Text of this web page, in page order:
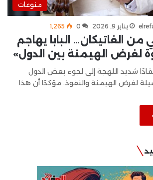
منوعات
يناير 9, 2026 0 1٬265
من الفاتيكان… البابا يهاجم
لفرض الهيمنة بين الدول»
شديد اللهجة إلى لجوء بعض الدول
لفرض الهيمنة والنفوذ، مؤكدًا أن هذا